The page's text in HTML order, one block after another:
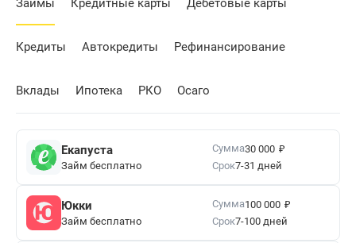
Займы Кредитные карты Дебетовые карты
Кредиты Автокредиты Рефинансирование
Вклады Ипотека РКО Осаго
Екапуста
Займ бесплатно
Сумма30 000 ₽
Срок7-31 дней
Юкки
Займ бесплатно
Сумма100 000 ₽
Срок7-100 дней